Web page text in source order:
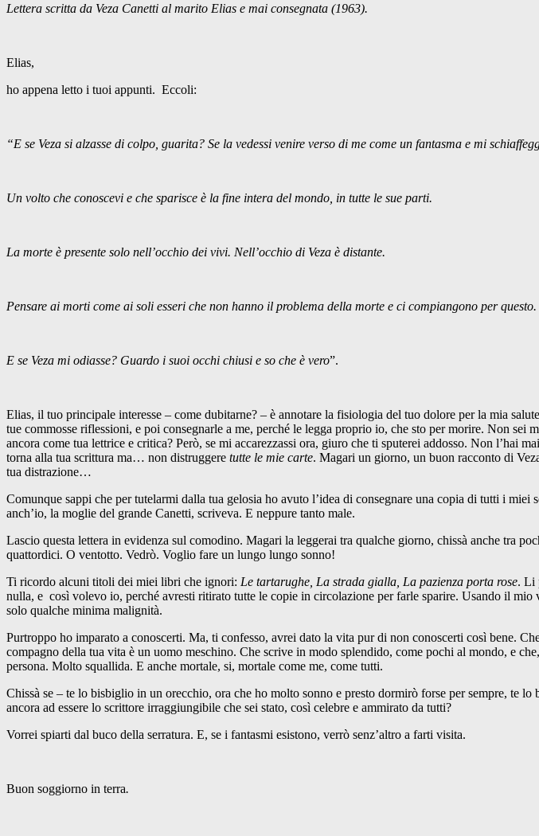
Lettera scritta da Veza Canetti al marito Elias e mai consegnata (1963).
Elias,
ho appena letto i tuoi appunti. Eccoli:
“E se Veza si alzasse di colpo, guarita? Se la vedessi venire verso di me come un fantasma e mi
Un volto che conoscevi e che sparisce è la fine intera del mondo, in tutte le sue parti.
La morte è presente solo nell’occhio dei vivi. Nell’occhio di Veza è distante.
Pensare ai morti come ai soli esseri che non hanno il problema della morte e ci compiangono per questo.
E se Veza mi odiasse? Guardo i suoi occhi chiusi e so che è vero”.
Elias, il tuo principale interesse – come dubitarne? – è annotare la fisiologia del tuo dolore per la mia
tue commosse riflessioni, e poi consegnarle a me, perché le legga proprio io, che sto per morire. Non
ancora come tua lettrice e critica? Però, se mi accarezzassi ora, giuro che ti sputerei addosso. Non l’hai
torna alla tua scrittura ma… non distruggere tutte le mie carte. Magari un giorno, un buon racconto di
tua distrazione…
Comunque sappi che per tutelarmi dalla tua gelosia ho avuto l’idea di consegnare una copia di tutti i
anch’io, la moglie del grande Canetti, scriveva. E neppure tanto male.
Lascio questa lettera in evidenza sul comodino. Magari la leggerai tra qualche giorno, chissà anche tra
quattordici. O ventotto. Vedrò. Voglio fare un lungo lungo sonno!
Ti ricordo alcuni titoli dei miei libri che ignori: Le tartarughe, La strada gialla, La pazienza porta rose. Li
nulla, e così volevo io, perché avresti ritirato tutte le copie in circolazione per farle sparire. Usando il
solo qualche minima malignità.
Purtroppo ho imparato a conoscerti. Ma, ti confesso, avrei dato la vita pur di non conoscerti così bene.
compagno della tua vita è un uomo meschino. Che scrive in modo splendido, come pochi al mondo, e
persona. Molto squallida. E anche mortale, si, mortale come me, come tutti.
Chissà se – te lo bisbiglio in un orecchio, ora che ho molto sonno e presto dormirò forse per sempre, te
ancora ad essere lo scrittore irraggiungibile che sei stato, così celebre e ammirato da tutti?
Vorrei spiarti dal buco della serratura. E, se i fantasmi esistono, verrò senz’altro a farti visita.
Buon soggiorno in terra.